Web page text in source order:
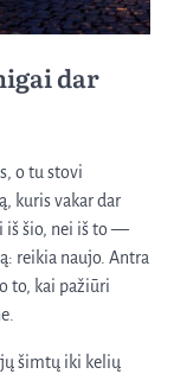
dar
o tu stovi
kuris vakar dar
iš šio, nei iš to —
reikia naujo. Antra
to, kai pažiūri
šimtų iki kelių